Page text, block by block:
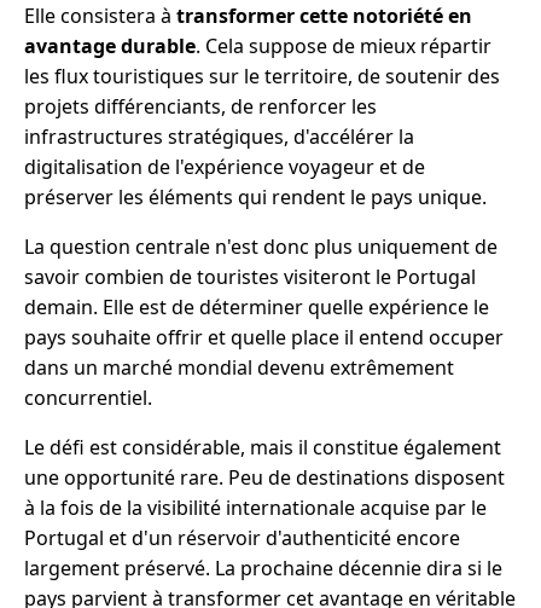
Elle consistera à transformer cette notoriété en
avantage durable. Cela suppose de mieux répartir
les flux touristiques sur le territoire, de soutenir des
projets différenciants, de renforcer les
infrastructures stratégiques, d'accélérer la
digitalisation de l'expérience voyageur et de
préserver les éléments qui rendent le pays unique.
La question centrale n'est donc plus uniquement de
savoir combien de touristes visiteront le Portugal
demain. Elle est de déterminer quelle expérience le
pays souhaite offrir et quelle place il entend occuper
dans un marché mondial devenu extrêmement
concurrentiel.
Le défi est considérable, mais il constitue également
une opportunité rare. Peu de destinations disposent
à la fois de la visibilité internationale acquise par le
Portugal et d'un réservoir d'authenticité encore
largement préservé. La prochaine décennie dira si le
pays parvient à transformer cet avantage en véritable